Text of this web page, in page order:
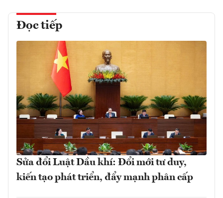
Đọc tiếp
Sửa đổi Luật Dầu khí: Đổi mới tư duy,
kiến tạo phát triển, đẩy mạnh phân cấp